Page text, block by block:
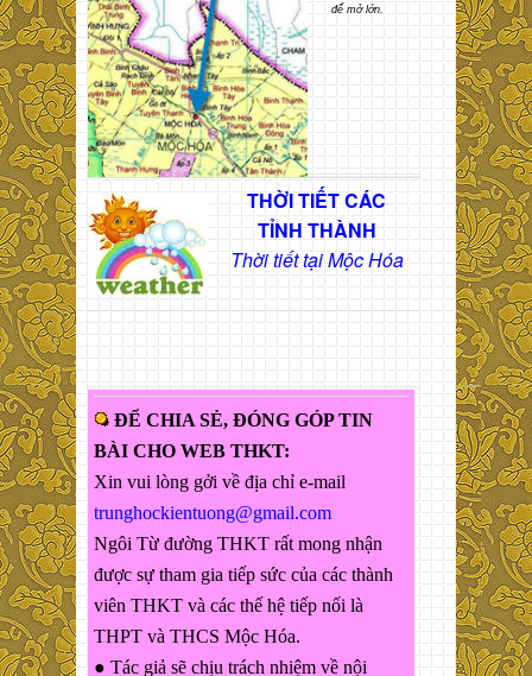
để mở lớn.
THỜI TIẾT CÁC
TỈNH THÀNH
Thời tiết tại Mộc Hóa
ĐỂ CHIA SẺ, ĐÓNG GÓP TIN
BÀI CHO WEB THKT:
Xin vui lòng gởi về địa chỉ e-mail
trunghockientuong@gmail.com
Ngôi Từ đường THKT rất mong nhận
được sự tham gia tiếp sức của các thành
viên THKT và các thế hệ tiếp nối là
THPT và THCS Mộc Hóa.
● Tác giả sẽ chịu trách nhiệm về nội